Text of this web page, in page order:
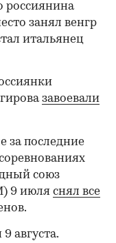
россиянина
занял венгр
итальянец
завоевали
за последние
союз
9 июля снял все
августа.